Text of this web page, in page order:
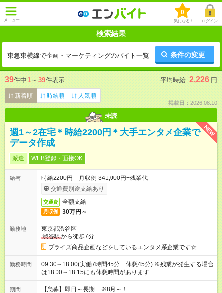
メニュー
0
気になる！ ログイン
検索結果
東急東横線で企画・マーケティングのバイト一覧 条件の変更
39件中1 ～ 39件表示 平均時給: 2,226 円
新着順 時給順 人気順
掲載日：2026.08.10
未読
NEW
週1～2在宅＊時給2200円＊大手エンタメ企業で
データ作成
派遣 WEB登録・面接OK
給与
時給2200円 月収例 341,000円+残業代
交通費別途支給あり
交通費 全額支給
月収例 30万円～
勤務地
東京都渋谷区
渋谷駅から徒歩7分
プライズ商品企画などをしているエンタメ系企業です☆
勤務時間
09:30～18:00(実働7時間45分 休憩45分) ※残業が発生する場合
は18:00～18:15にも休憩時間があります
期間 【急募】即日～長期 ※8月～！